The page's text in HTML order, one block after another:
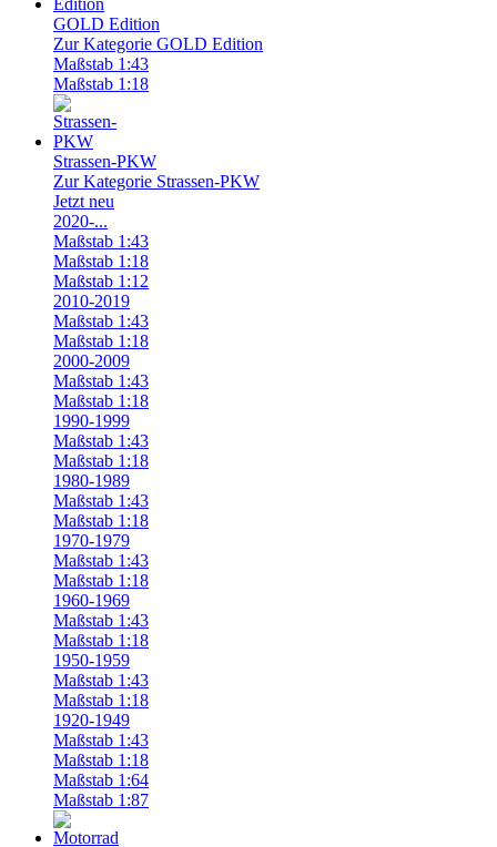
GOLD Edition
Zur Kategorie GOLD Edition
Maßstab 1:43
Maßstab 1:18
Strassen-PKW
Zur Kategorie Strassen-PKW
Jetzt neu
2020-...
Maßstab 1:43
Maßstab 1:18
Maßstab 1:12
2010-2019
Maßstab 1:43
Maßstab 1:18
2000-2009
Maßstab 1:43
Maßstab 1:18
1990-1999
Maßstab 1:43
Maßstab 1:18
1980-1989
Maßstab 1:43
Maßstab 1:18
1970-1979
Maßstab 1:43
Maßstab 1:18
1960-1969
Maßstab 1:43
Maßstab 1:18
1950-1959
Maßstab 1:43
Maßstab 1:18
1920-1949
Maßstab 1:43
Maßstab 1:18
Maßstab 1:64
Maßstab 1:87